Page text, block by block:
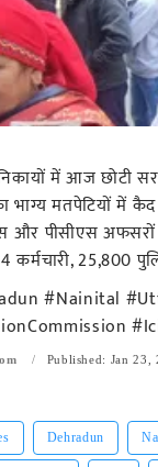
में आज छोटी
भाग्य मतपेटियों में
पीसीएस अफसरों
कर्मचारी, 25,800
#Nainital
Published: Jan
Dehradun